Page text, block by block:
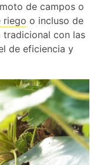
de campos o
riego o incluso de
tradicional con las
de eficiencia y